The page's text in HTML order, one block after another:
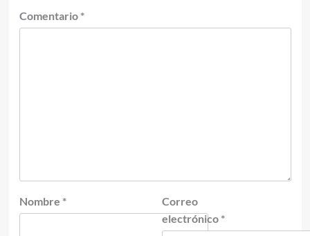
Comentario *
Nombre *
Correo
electrónico *